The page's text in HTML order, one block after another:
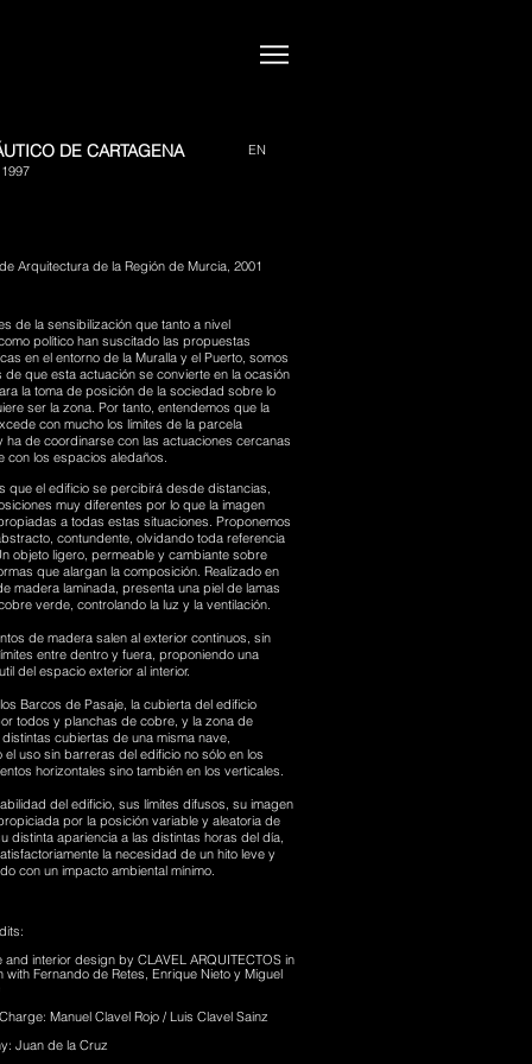
DE CARTAGENA EN
Arquitectura de la Región de Murcia, 2001
de la sensibilización que tanto a nivel
político han suscitado las propuestas
en el entorno de la Muralla y el Puerto, somos
de que esta actuación se convierte en la ocasión
la toma de posición de la sociedad sobre lo
ser la zona. Por tanto, entendemos que la
con mucho los límites de la parcela
ha de coordinarse con las actuaciones cercanas
con los espacios aledaños.
que el edificio se percibirá desde distancias,
muy diferentes por lo que la imagen
a todas estas situaciones. Proponemos
contundente, olvidando toda referencia
objeto ligero, permeable y cambiante sobre
que alargan la composición. Realizado en
madera laminada, presenta una piel de lamas
verde, controlando la luz y la ventilación.
de madera salen al exterior continuos, sin
entre dentro y fuera, proponiendo una
del espacio exterior al interior.
Barcos de Pasaje, la cubierta del edificio
todos y planchas de cobre, y la zona de
cubiertas de una misma nave,
uso sin barreras del edificio no sólo en los
horizontales sino también en los verticales.
del edificio, sus límites difusos, su imagen
por la posición variable y aleatoria de
distinta apariencia a las distintas horas del día,
la necesidad de un hito leve y
con un impacto ambiental mínimo.
and interior design by CLAVEL ARQUITECTOS in
with Fernando de Retes, Enrique Nieto y Miguel
Manuel Clavel Rojo / Luis Clavel Sainz
Juan de la Cruz